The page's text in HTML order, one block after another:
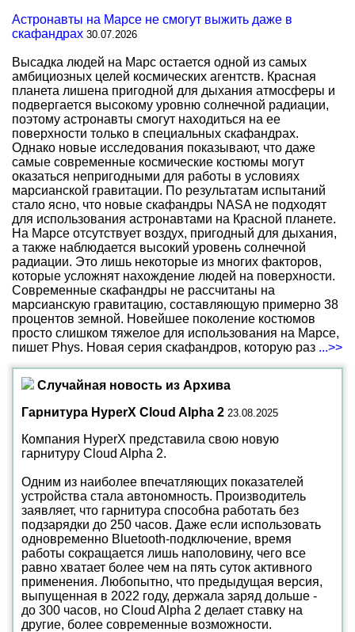
Астронавты на Марсе не смогут выжить даже в
скафандрах 30.07.2026
Высадка людей на Марс остается одной из самых
амбициозных целей космических агентств. Красная
планета лишена пригодной для дыхания атмосферы и
подвергается высокому уровню солнечной радиации,
поэтому астронавты смогут находиться на ее
поверхности только в специальных скафандрах.
Однако новые исследования показывают, что даже
самые современные космические костюмы могут
оказаться непригодными для работы в условиях
марсианской гравитации. По результатам испытаний
стало ясно, что новые скафандры NASA не подходят
для использования астронавтами на Красной планете.
На Марсе отсутствует воздух, пригодный для дыхания,
а также наблюдается высокий уровень солнечной
радиации. Это лишь некоторые из многих факторов,
которые усложнят нахождение людей на поверхности.
Современные скафандры не рассчитаны на
марсианскую гравитацию, составляющую примерно 38
процентов земной. Новейшее поколение костюмов
просто слишком тяжелое для использования на Марсе,
пишет Phys. Новая серия скафандров, которую раз ...>>
Случайная новость из Архива
Гарнитура HyperX Cloud Alpha 2 23.08.2025
Компания HyperX представила свою новую
гарнитуру Cloud Alpha 2.
Одним из наиболее впечатляющих показателей
устройства стала автономность. Производитель
заявляет, что гарнитура способна работать без
подзарядки до 250 часов. Даже если использовать
одновременно Bluetooth-подключение, время
работы сокращается лишь наполовину, чего все
равно хватает более чем на пять суток активного
применения. Любопытно, что предыдущая версия,
выпущенная в 2022 году, держала заряд дольше -
до 300 часов, но Cloud Alpha 2 делает ставку на
другие, более современные возможности.